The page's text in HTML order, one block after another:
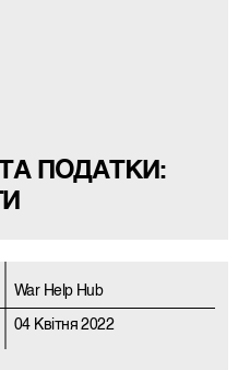
ПОДАТКИ:
War Help Hub
04 Квітня 2022